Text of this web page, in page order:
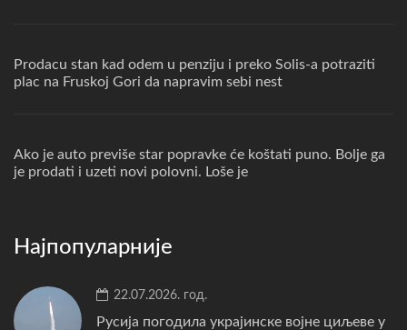
Prodacu stan kad odem u penziju i preko Solis-a potraziti
plac na Fruskoj Gori da napravim sebi nest
Ako je auto previše star popravke će koštati puno. Bolje ga
je prodati i uzeti novi polovni. Loše je
Најпопуларније
22.07.2026. год.
Русија погодила украјинске војне циљеве у